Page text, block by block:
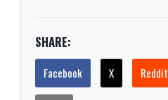
SHARE:
Facebook X Reddit